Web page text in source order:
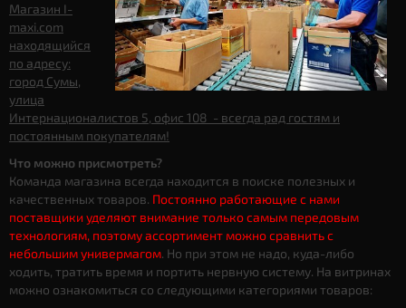
Магазин I-
maxi.com
находящийся
по адресу:
город Сумы,
улица
Интернационалистов 5, офис 108 - всегда рад гостям и
постоянным покупателям!
Что можно присмотреть?
Команда магазина всегда находится в поиске полезных и
качественных товаров. Постоянно работающие с нами
поставщики уделяют внимание только самым передовым
технологиям, поэтому ассортимент можно сравнить с
небольшим универмагом. Но при этом не надо, куда-либо
ходить, тратить время и портить нервную систему. На витринах
можно ознакомиться со следующими категориями товаров: